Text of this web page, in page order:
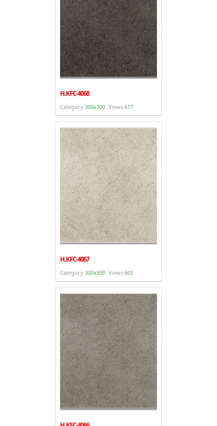
H.KFC-4068
Category 300x300 Views 617
H.KFC-4067
Category 300x300 Views 602